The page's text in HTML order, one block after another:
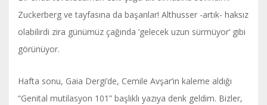
Zuckerberg ve tayfasına da başarılar! Althusser -artık- haksız
olabilirdi zira günümüz çağında ‘gelecek uzun sürmüyor’ gibi
görünüyor.
Hafta sonu, Gaia Dergi’de, Cemile Avşar’ın kaleme aldığı
“Genital mutilasyon 101” başlıklı yazıya denk geldim. Bizler,